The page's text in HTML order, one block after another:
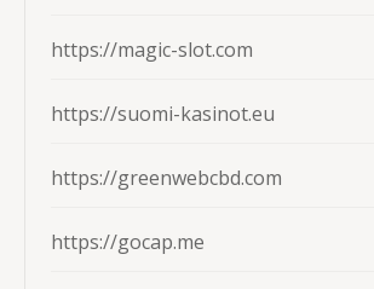
https://magic-slot.com
https://suomi-kasinot.eu
https://greenwebcbd.com
https://gocap.me